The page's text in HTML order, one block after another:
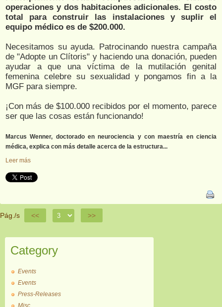
operaciones y dos habitaciones adicionales. El costo
total para construir las instalaciones y suplir el
equipo médico es de $200.000.
Necesitamos su ayuda. Patrocinando nuestra campaña
de "Adopte un Clítoris" y haciendo una donación, pueden
ayudar a que una víctima de la mutilación genital
femenina celebre su sexualidad y pongamos fin a la
MGF para siempre.
¡Con más de $100.000 recibidos por el momento, parece
ser que las cosas están funcionando!
Marcus Wenner, doctorado en neurociencia y con maestría en ciencia
médica, explica con más detalle acerca de la estructura...
Leer más
Pág./s << >>
Category
Events
Events
Press-Releases